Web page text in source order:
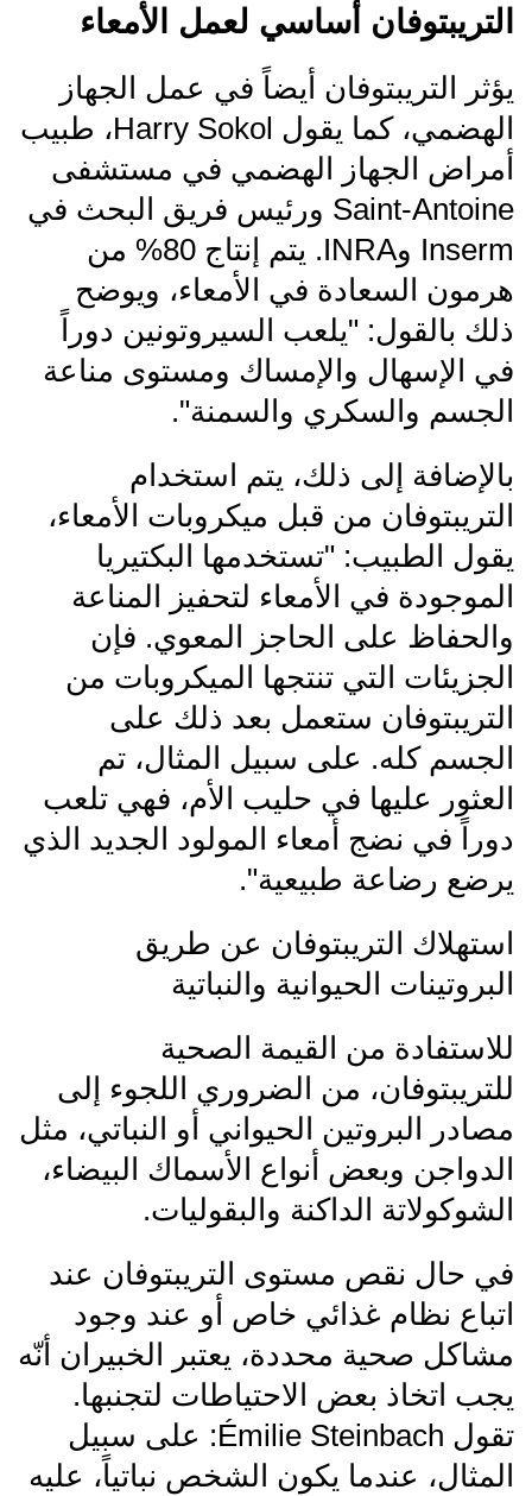
التريبتوفان أساسي لعمل الأمعاء
يؤثر التريبتوفان أيضاً في عمل الجهاز
الهضمي، كما يقول Harry Sokol، طبيب
أمراض الجهاز الهضمي في مستشفى
Saint-Antoine ورئيس فريق البحث في
Inserm وINRA. يتم إنتاج 80% من
هرمون السعادة في الأمعاء، ويوضح
ذلك بالقول: "يلعب السيروتونين دوراً
في الإسهال والإمساك ومستوى مناعة
الجسم والسكري والسمنة".
بالإضافة إلى ذلك، يتم استخدام
التريبتوفان من قبل ميكروبات الأمعاء،
يقول الطبيب: "تستخدمها البكتيريا
الموجودة في الأمعاء لتحفيز المناعة
والحفاظ على الحاجز المعوي. فإن
الجزيئات التي تنتجها الميكروبات من
التريبتوفان ستعمل بعد ذلك على
الجسم كله. على سبيل المثال، تم
العثور عليها في حليب الأم، فهي تلعب
دوراً في نضج أمعاء المولود الجديد الذي
يرضع رضاعة طبيعية".
استهلاك التريبتوفان عن طريق
البروتينات الحيوانية والنباتية
للاستفادة من القيمة الصحية
للتريبتوفان، من الضروري اللجوء إلى
مصادر البروتين الحيواني أو النباتي، مثل
الدواجن وبعض أنواع الأسماك البيضاء،
الشوكولاتة الداكنة والبقوليات.
في حال نقص مستوى التريبتوفان عند
اتباع نظام غذائي خاص أو عند وجود
مشاكل صحية محددة، يعتبر الخبيران أنّه
يجب اتخاذ بعض الاحتياطات لتجنبها.
تقول Émilie Steinbach: على سبيل
المثال، عندما يكون الشخص نباتياً، عليه